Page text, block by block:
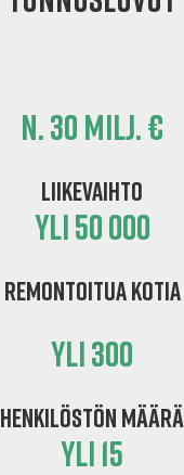
n. 30 MILJ. €
LIIKEVAIHTO
YLI 50 000
REMONTOITUA KOTIA
YLI 300
HENKILÖSTÖN MÄÄRÄ
YLI 15